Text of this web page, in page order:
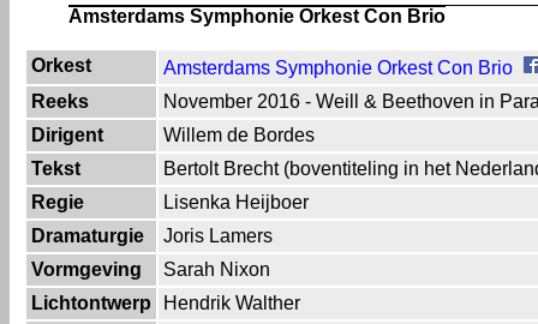
Amsterdams Symphonie Orkest Con Brio
Orkest
Amsterdams Symphonie Orkest Con Brio
Reeks
November 2016 - Weill & Beethoven in
Dirigent
Willem de Bordes
Tekst
Bertolt Brecht (boventiteling in het
Regie
Lisenka Heijboer
Dramaturgie
Joris Lamers
Vormgeving
Sarah Nixon
Lichtontwerp
Hendrik Walther